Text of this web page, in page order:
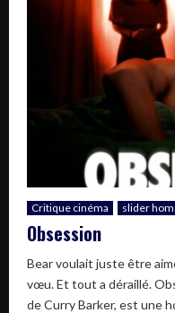
Critique cinéma slider
Obsession
Bear voulait juste être
vœu. Et tout a déraillé.
de Curry Barker, est une